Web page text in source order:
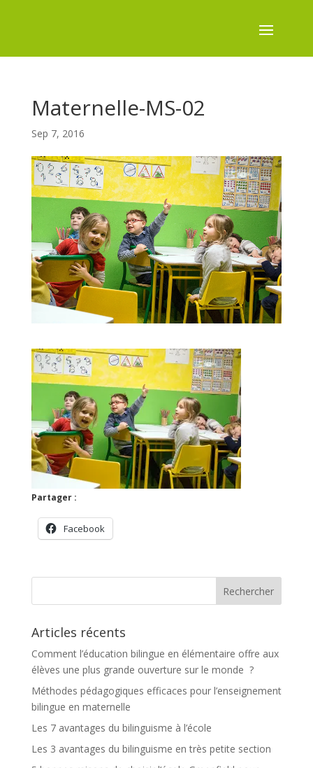
Maternelle-MS-02
Sep 7, 2016
Partager :
Facebook
Articles récents
Comment l’éducation bilingue en élémentaire offre aux
élèves une plus grande ouverture sur le monde ?
Méthodes pédagogiques efficaces pour l’enseignement
bilingue en maternelle
Les 7 avantages du bilinguisme à l’école
Les 3 avantages du bilinguisme en très petite section